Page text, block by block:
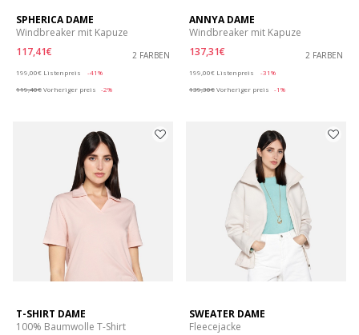
SPHERICA DAME
Windbreaker mit Kapuze
117,41€
2 FARBEN
199,00€ Listenpreis
-41%
119,40€Vorheriger preis -2%
ANNYA DAME
Windbreaker mit Kapuze
137,31€
2 FARBEN
199,00€ Listenpreis
-31%
139,30€Vorheriger preis -1%
T-SHIRT DAME
100% Baumwolle T-Shirt
SWEATER DAME
Fleecejacke